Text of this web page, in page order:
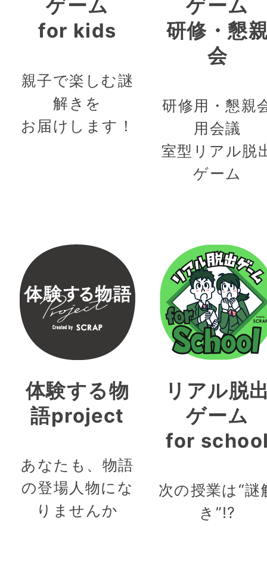
ゲーム
for kids
親子で楽しむ謎
解きを
お届けします！
ゲーム
研修・懇
会
研修用・懇親
用会議
室型リアル脱
ゲーム
体験する物
語project
あなたも、物語
の登場人物にな
りませんか
リアル脱
ゲーム
for
次の授業は“謎
き”!?